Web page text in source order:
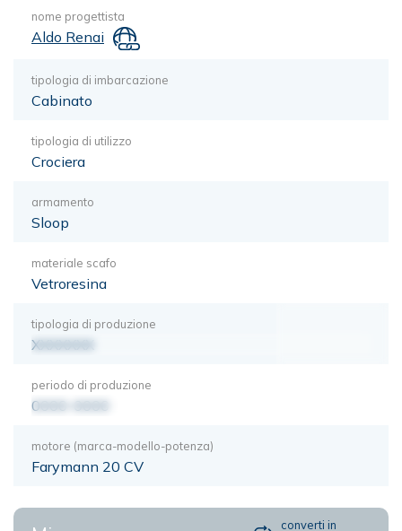
nome progettista
Aldo Renai
tipologia di imbarcazione
Cabinato
tipologia di utilizzo
Crociera
armamento
Sloop
materiale scafo
Vetroresina
tipologia di produzione
XXXXXXX
periodo di produzione
0000-0000
motore (marca-modello-potenza)
Farymann 20 CV
converti in